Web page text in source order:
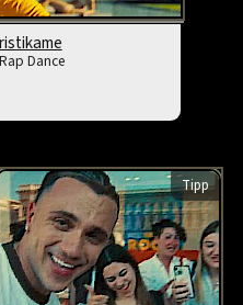
Dance
Tipp